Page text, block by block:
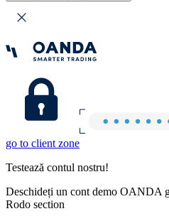
go to client zone
Testează contul nostru!
Deschideți un cont demo OANDA
Rodo section